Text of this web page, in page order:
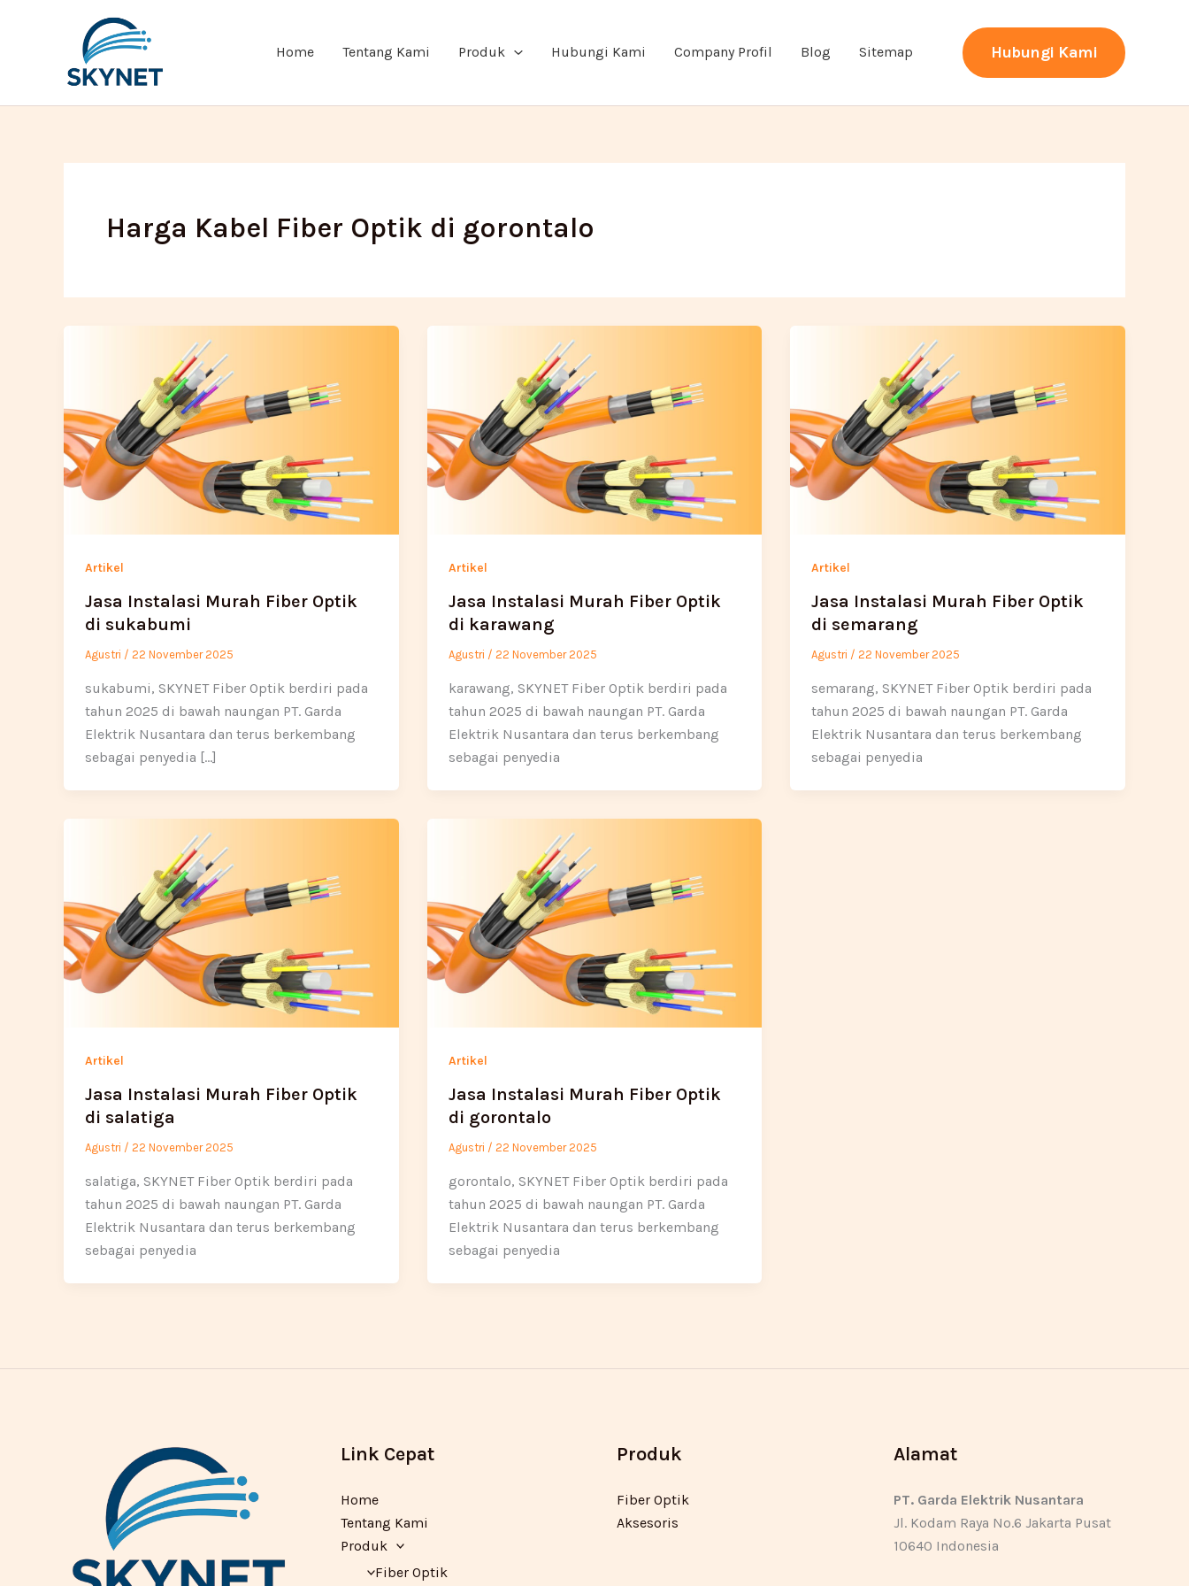
Home Tentang Kami Produk Hubungi Kami Company Profil Blog Sitemap Hubungi Kami
Harga Kabel Fiber Optik di gorontalo
Artikel
Jasa Instalasi Murah Fiber Optik
di sukabumi
Agustri / 22 November 2025
sukabumi, SKYNET Fiber Optik berdiri pada
tahun 2025 di bawah naungan PT. Garda
Elektrik Nusantara dan terus berkembang
sebagai penyedia […]
Artikel
Jasa Instalasi Murah Fiber Optik
di karawang
Agustri / 22 November 2025
karawang, SKYNET Fiber Optik berdiri pada
tahun 2025 di bawah naungan PT. Garda
Elektrik Nusantara dan terus berkembang
sebagai penyedia
Artikel
Jasa Instalasi Murah Fiber Optik
di semarang
Agustri / 22 November 2025
semarang, SKYNET Fiber Optik berdiri pada
tahun 2025 di bawah naungan PT. Garda
Elektrik Nusantara dan terus berkembang
sebagai penyedia
Artikel
Jasa Instalasi Murah Fiber Optik
di salatiga
Agustri / 22 November 2025
salatiga, SKYNET Fiber Optik berdiri pada
tahun 2025 di bawah naungan PT. Garda
Elektrik Nusantara dan terus berkembang
sebagai penyedia
Artikel
Jasa Instalasi Murah Fiber Optik
di gorontalo
Agustri / 22 November 2025
gorontalo, SKYNET Fiber Optik berdiri pada
tahun 2025 di bawah naungan PT. Garda
Elektrik Nusantara dan terus berkembang
sebagai penyedia
Link Cepat
Home
Tentang Kami
Produk
Fiber Optik
Produk
Fiber Optik
Aksesoris
Alamat
PT. Garda Elektrik Nusantara
Jl. Kodam Raya No.6 Jakarta Pusat
10640 Indonesia